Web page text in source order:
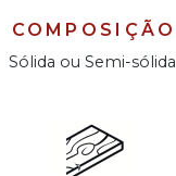
COMPOSIÇÃO
Sólida ou Semi-sólida